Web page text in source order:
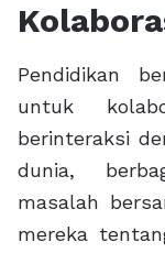
Pendidikan
untuk
berinteraksi
dunia,
masalah
mereka